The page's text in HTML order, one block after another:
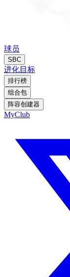
球员
SBC
进化目标
排行榜
组合包
阵容创建器
MyClub